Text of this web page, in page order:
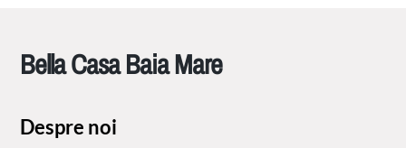
Bella Casa Baia Mare
Despre noi